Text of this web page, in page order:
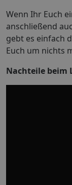
Wenn Ihr Euch
anschließend
gebt es einfach
Euch um nichts
Nachteile beim